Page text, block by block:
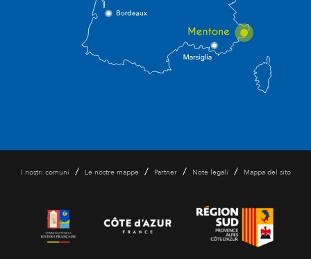
I nostri comuni / Le nostre mappe / Partner / Note legali / Mappa del sito